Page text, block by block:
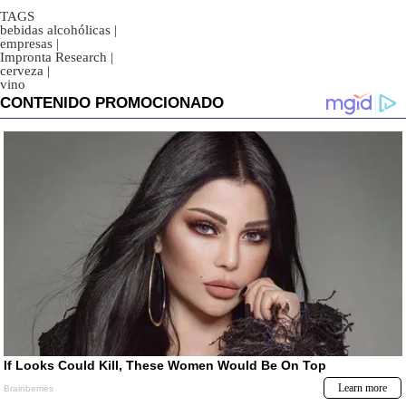
TAGS
bebidas alcohólicas |
empresas |
Impronta Research |
cerveza |
vino